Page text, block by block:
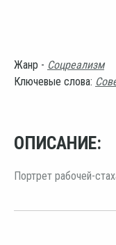
Жанр - Соцреализм
Ключевые слова:
ОПИСАНИЕ:
Портрет рабочей-